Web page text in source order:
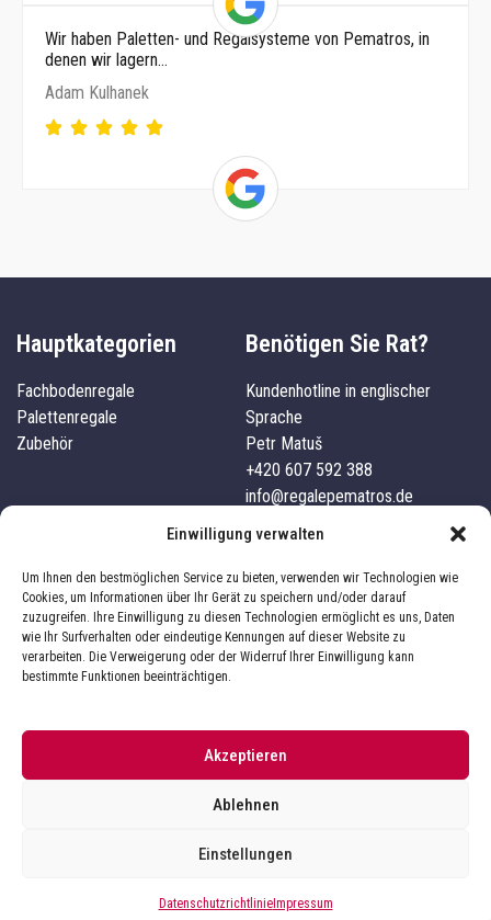
Einwilligung verwalten
Um Ihnen den bestmöglichen Service zu bieten, verwenden wir Technologien wie
Cookies, um Informationen über Ihr Gerät zu speichern und/oder darauf
zuzugreifen. Ihre Einwilligung zu diesen Technologien ermöglicht es uns, Daten
wie Ihr Surfverhalten oder eindeutige Kennungen auf dieser Website zu
verarbeiten. Die Verweigerung oder der Widerruf Ihrer Einwilligung kann
bestimmte Funktionen beeinträchtigen.
Akzeptieren
Ablehnen
Einstellungen
DatenschutzrichtlinieImpressum
Wir haben Paletten- und Regalsysteme von Pematros, in
denen wir lagern…
Adam Kulhanek
Hauptkategorien
Fachbodenregale
Palettenregale
Zubehör
Benötigen Sie Rat?
Kundenhotline in englischer
Sprache
Petr Matuš
+420 607 592 388
info@regalepematros.de
Unternehmensdetails
Pematros s.r.o.
IČO: 03827101
332 04, Nezvěstice, 241
Impressum
Kundenservice
Kontakte
Versand und Zahlung
Über uns
Geschäftsbedingungen
Sie befinden sich im Online-ShopPematrosregale.de